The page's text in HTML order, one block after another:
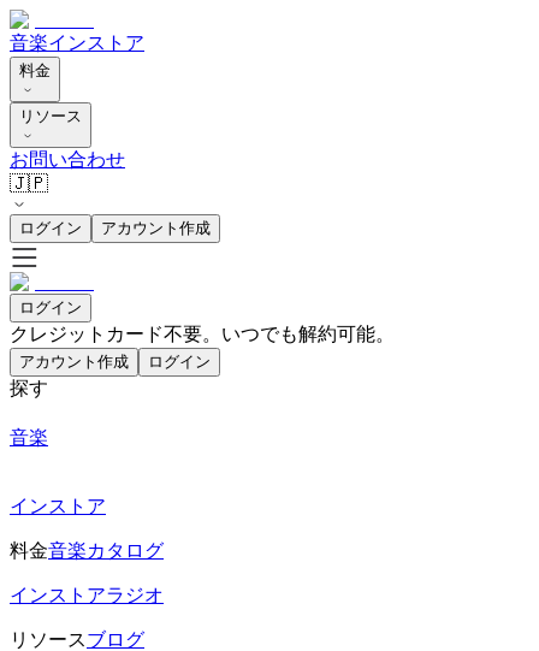
音楽インストア
料金
リソース
お問い合わせ
🇯🇵
ログイン アカウント作成
ログイン
クレジットカード不要。いつでも解約可能。
アカウント作成 ログイン
探す
音楽
インストア
料金音楽カタログ
インストアラジオ
リソースブログ